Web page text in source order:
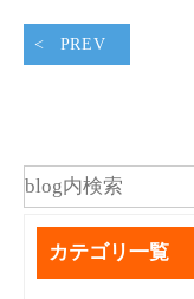
PREV
カテゴリ一覧